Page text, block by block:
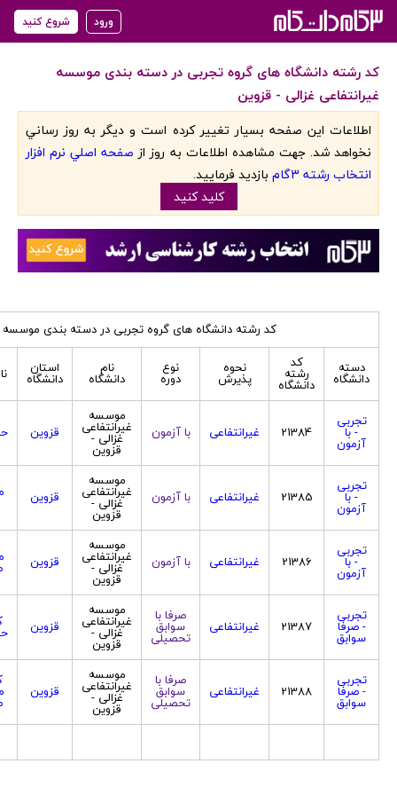
ورود شروع کنید
کد رشته دانشگاه های گروه تجربی در دسته بندی موسسه
غیرانتفاعی غزالی - قزوین
اطلاعات اين صفحه بسيار تغيير کرده است و ديگر به روز رساني
نخواهد شد. جهت مشاهده اطلاعات به روز از صفحه اصلي نرم افزار
انتخاب رشته 3گام
بازديد فرماييد.
کليد کنيد
کد رشته دانشگاه های گروه تجربی در دسته بندی موسسه
دسته
دانشگاه
کد
رشته
دانشگاه
نحوه
پذیرش
نوع
دوره
نام
دانشگاه
استان
دانشگاه
تجربی
- با
آزمون
21384 غیرانتفاعی با آزمون
موسسه
غیرانتفاعی
غزالی -
قزوین
قزوین
تجربی
- با
آزمون
21385 غیرانتفاعی با آزمون
موسسه
غیرانتفاعی
غزالی -
قزوین
قزوین
تجربی
- با
آزمون
21386 غیرانتفاعی با آزمون
موسسه
غیرانتفاعی
غزالی -
قزوین
قزوین
تجربی
- صرفا
سوابق
21387 غیرانتفاعی
صرفا با
سوابق
تحصیلی
موسسه
غیرانتفاعی
غزالی -
قزوین
قزوین
تجربی
- صرفا
سوابق
21388 غیرانتفاعی
صرفا با
سوابق
تحصیلی
موسسه
غیرانتفاعی
غزالی -
قزوین
قزوین